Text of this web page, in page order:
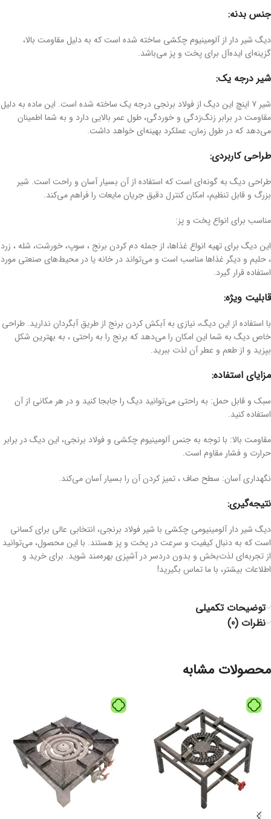
جنس بدنه:
دیگ شیر دار از آلومینیوم چکشی ساخته شده است که به دلیل مقاومت بالا،
گزینه‌ای ایده‌آل برای پخت و پز می‌باشد.
شیر درجه یک:
شیر ۷ اینچ این دیگ از فولاد برنجی درجه یک ساخته شده است. این ماده به دلیل
مقاومت در برابر زنگ‌زدگی و خوردگی، طول عمر بالایی دارد و به شما اطمینان
می‌دهد که در طول زمان، عملکرد بهینه‌ای خواهد داشت.
طراحی کاربردی:
طراحی دیگ به گونه‌ای است که استفاده از آن بسیار آسان و راحت است. شیر
بزرگ و قابل تنظیم، امکان کنترل دقیق جریان مایعات را فراهم می‌کند.
مناسب برای انواع پخت و پز:
این دیگ برای تهیه انواع غذاها، از جمله دم کردن برنج ، سوپ، خورشت، شله ، زرد
، حلیم و دیگر غذاها مناسب است و می‌تواند در خانه یا در محیط‌های صنعتی مورد
استفاده قرار گیرد.
قابلیت ویژه:
با استفاده از این دیگ، نیازی به آبکش کردن برنج از طریق آبگردان ندارید. طراحی
خاص دیگ به شما این امکان را می‌دهد که برنج را به راحتی ، به بهترین شکل
بپزید و از طعم و عطر آن لذت ببرید.
مزایای استفاده:
سبک و قابل حمل: به راحتی می‌توانید دیگ را جابجا کنید و در هر مکانی از آن
استفاده کنید.
مقاومت بالا: با توجه به جنس آلومینیوم چکشی و فولاد برنجی، این دیگ در برابر
حرارت و فشار مقاوم است.
نگهداری آسان: سطح صاف ، تمیز کردن آن را بسیار آسان می‌کند.
نتیجه‌گیری:
دیگ شیر دار آلومینیومی چکشی با شیر فولاد برنجی، انتخابی عالی برای کسانی
است که به دنبال کیفیت و سرعت در پخت و پز هستند. با این محصول، می‌توانید
از تجربه‌ای لذت‌بخش و بدون دردسر در آشپزی بهره‌مند شوید. برای خرید و
اطلاعات بیشتر، با ما تماس بگیرید!
توضیحات تکمیلی
نظرات (0)
محصولات مشابه